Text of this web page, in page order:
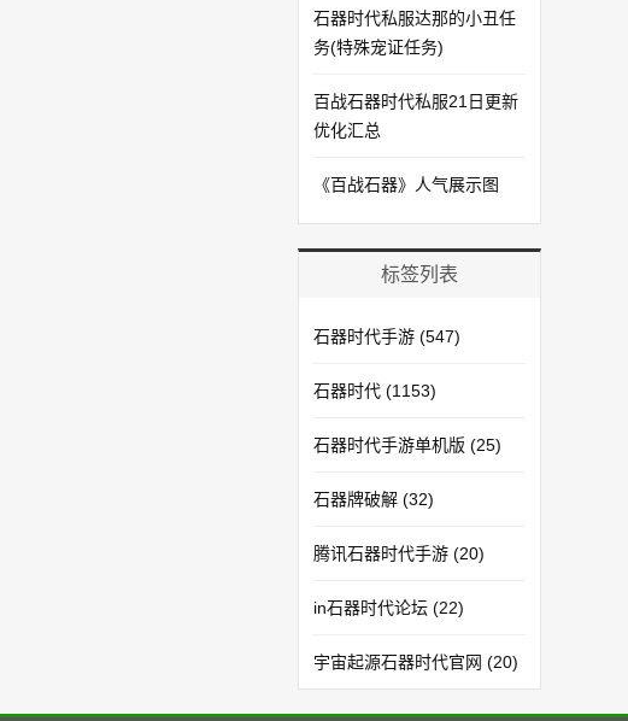
石器时代私服达那的小丑任
务(特殊宠证任务)
百战石器时代私服21日更新
优化汇总
《百战石器》人气展示图
标签列表
石器时代手游 (547)
石器时代 (1153)
石器时代手游单机版 (25)
石器牌破解 (32)
腾讯石器时代手游 (20)
in石器时代论坛 (22)
宇宙起源石器时代官网 (20)
石器时代手游模拟器(20)